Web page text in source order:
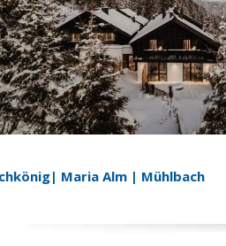
Maria Alm | Mühlbach